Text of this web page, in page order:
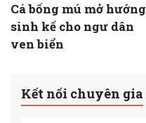
Cá bống mú mở hướng
sinh kế cho ngư dân
ven biển
Kết nối chuyên gia